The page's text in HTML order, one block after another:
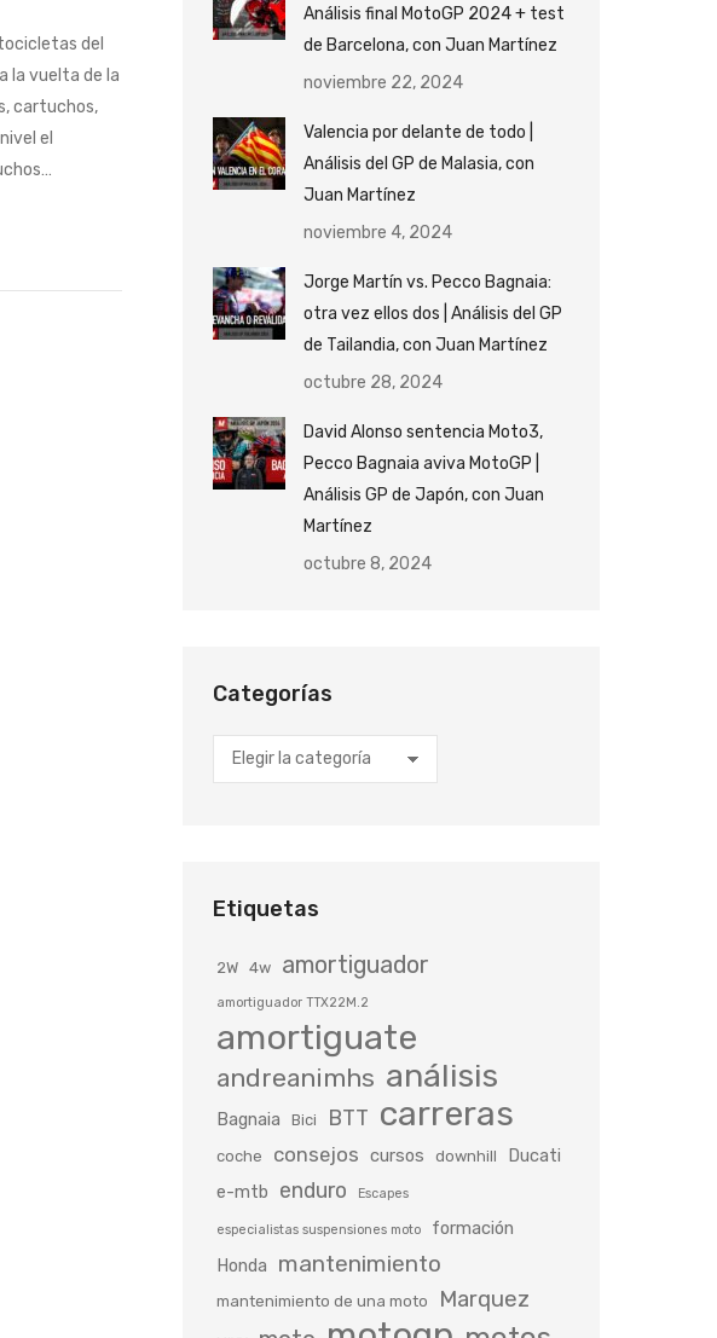
del
la vuelta de la
cartuchos,
el
Análisis final MotoGP 2024 + test
de Barcelona, con Juan Martínez
noviembre 22, 2024
Valencia por delante de todo |
Análisis del GP de Malasia, con
Juan Martínez
noviembre 4, 2024
Jorge Martín vs. Pecco Bagnaia:
otra vez ellos dos | Análisis del GP
de Tailandia, con Juan Martínez
octubre 28, 2024
David Alonso sentencia Moto3,
Pecco Bagnaia aviva MotoGP |
Análisis GP de Japón, con Juan
Martínez
octubre 8, 2024
Categorías
Categorías
Etiquetas
2W 4w amortiguador
amortiguador TTX22M.2
amortiguate
andreanimhs análisis
Bagnaia Bici BTT carreras
coche consejos cursos downhill
Ducati
e-mtb
enduro Escapes
especialistas suspensiones moto
formación
Honda
mantenimiento
mantenimiento de una moto Marquez